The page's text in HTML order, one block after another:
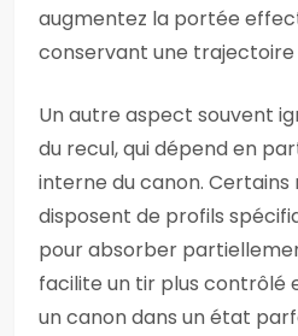
augmentez la portée
conservant une trajectoire
Un autre aspect souvent
du recul, qui dépend en
interne du canon.
disposent de profils
pour absorber
facilite un tir plus contrôlé
un canon dans un état